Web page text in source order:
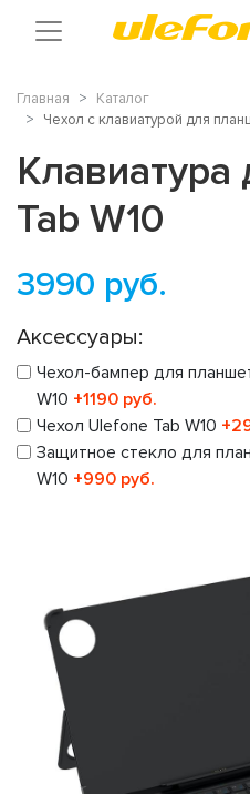
Главная
Каталог
Чехол с клавиатурой для
Tab W10
3990 руб.
Аксессуары:
Чехол-бампер для
W10 +1190 руб.
Чехол Ulefone Tab W10
Защитное стекло для
W10 +990 руб.